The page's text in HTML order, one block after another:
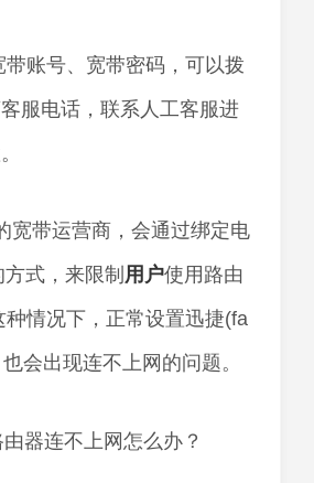
账号、宽带密码，可以拨
服电话，联系人工客服进
宽带运营商，会通过绑定电
式，来限制 用户使用路由
情况下，正常设置迅捷(fa
会出现连不上网的问题。